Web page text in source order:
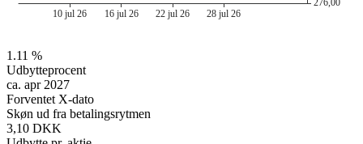
1.11 %
Udbytteprocent
ca. apr 2027
Forventet X-dato
Skøn ud fra betalingsrytmen
3,10 DKK